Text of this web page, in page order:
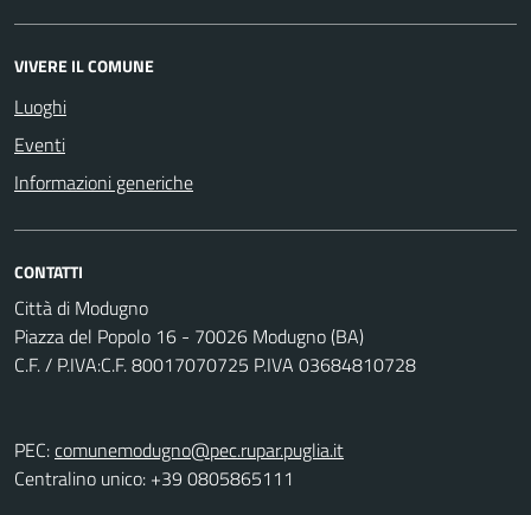
VIVERE IL COMUNE
Luoghi
Eventi
Informazioni generiche
CONTATTI
Città di Modugno
Piazza del Popolo 16 - 70026 Modugno (BA)
C.F. / P.IVA:C.F. 80017070725 P.IVA 03684810728
PEC:comunemodugno@pec.rupar.puglia.it
Centralino unico: +39 0805865111